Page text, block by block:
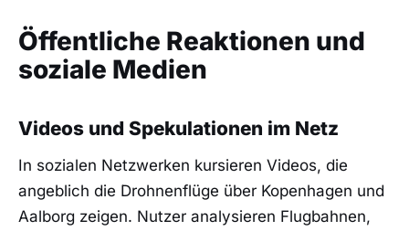
Öffentliche Reaktionen und
soziale Medien
Videos und Spekulationen im Netz
In sozialen Netzwerken kursieren Videos, die
angeblich die Drohnenflüge über Kopenhagen und
Aalborg zeigen. Nutzer analysieren Flugbahnen,